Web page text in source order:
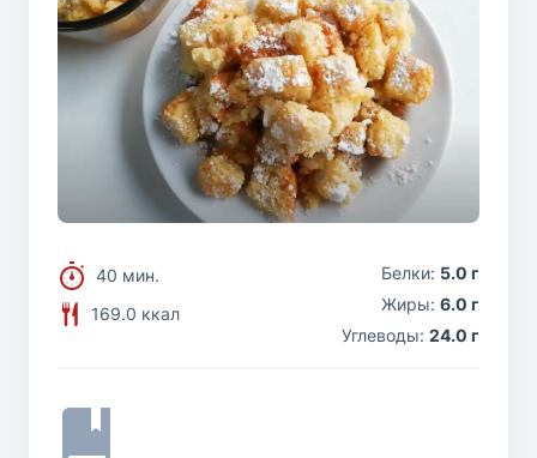
40 мин.
169.0 ккал
Белки: 5.0 г
Жиры: 6.0 г
Углеводы: 24.0 г